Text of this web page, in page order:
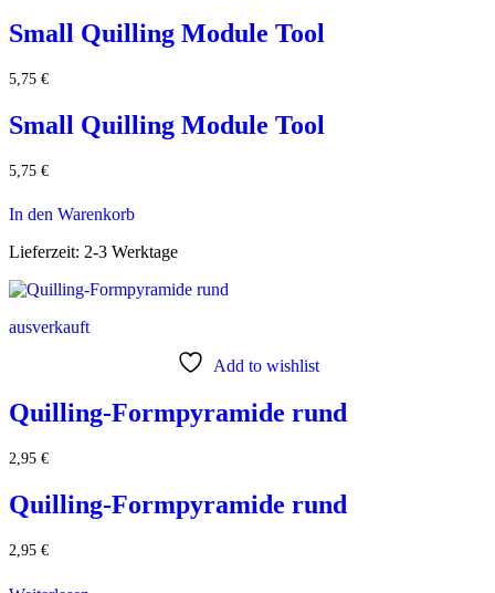
Small Quilling Module Tool
5,75 €
Small Quilling Module Tool
5,75 €
In den Warenkorb
Lieferzeit: 2-3 Werktage
ausverkauft
Add to wishlist
Quilling-Formpyramide rund
2,95 €
Quilling-Formpyramide rund
2,95 €